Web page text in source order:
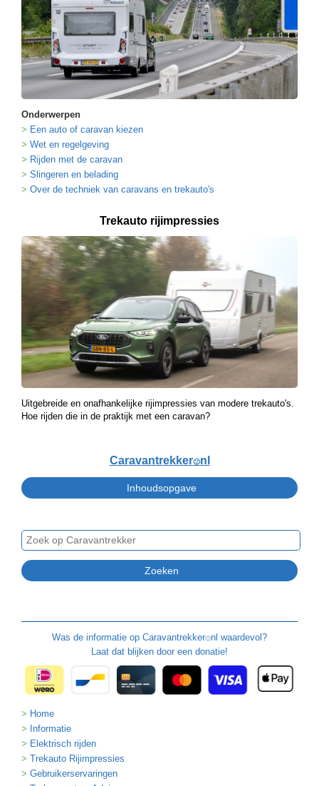
Onderwerpen
Een auto of caravan kiezen
Wet en regelgeving
Rijden met de caravan
Slingeren en belading
Over de techniek van caravans en trekauto's
Trekauto rijimpressies
Uitgebreide en onafhankelijke rijimpressies van modere trekauto's.
Hoe rijden die in de praktijk met een caravan?
Caravantrekker🙂nl
Was de informatie op Caravantrekker🙂nl waardevol?
Laat dat blijken door een donatie!
Home
Informatie
Elektrisch rijden
Trekauto Rijimpressies
Gebruikerservaringen